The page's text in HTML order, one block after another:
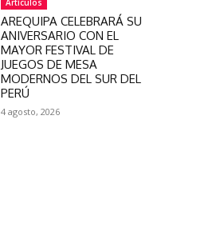
Artículos
AREQUIPA CELEBRARÁ SU
ANIVERSARIO CON EL
MAYOR FESTIVAL DE
JUEGOS DE MESA
MODERNOS DEL SUR DEL
PERÚ
4 agosto, 2026